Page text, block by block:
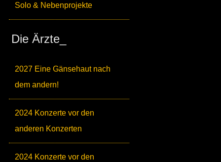
Solo & Nebenprojekte
Die Ärzte_
2027 Eine Gänsehaut nach
dem andern!
2024 Konzerte vor den
anderen Konzerten
2024 Konzerte vor den